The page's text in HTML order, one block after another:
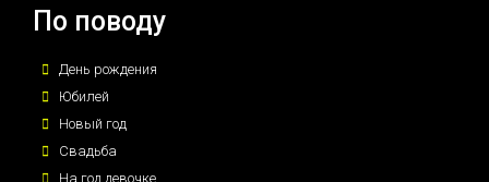
По поводу
День рождения
Юбилей
Новый год
Свадьба
На год девочке